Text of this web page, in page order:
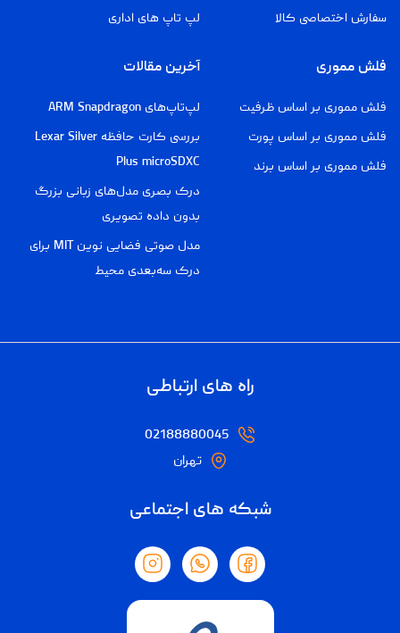
سفارش اختصاصی کالا
لپ تاپ های اداری
فلش مموری
فلش مموری بر اساس ظرفیت
فلش مموری بر اساس پورت
فلش مموری بر اساس برند
آخرین مقالات
لپ‌تاپ‌های ARM Snapdragon
بررسی کارت حافظه Lexar Silver
Plus microSDXC
درک بصری مدل‌های زبانی بزرگ
بدون داده تصویری
مدل صوتی فضایی نوین MIT برای
درک سه‌بعدی محیط
راه های ارتباطی
02188880045
تهران
شبکه های اجتماعی